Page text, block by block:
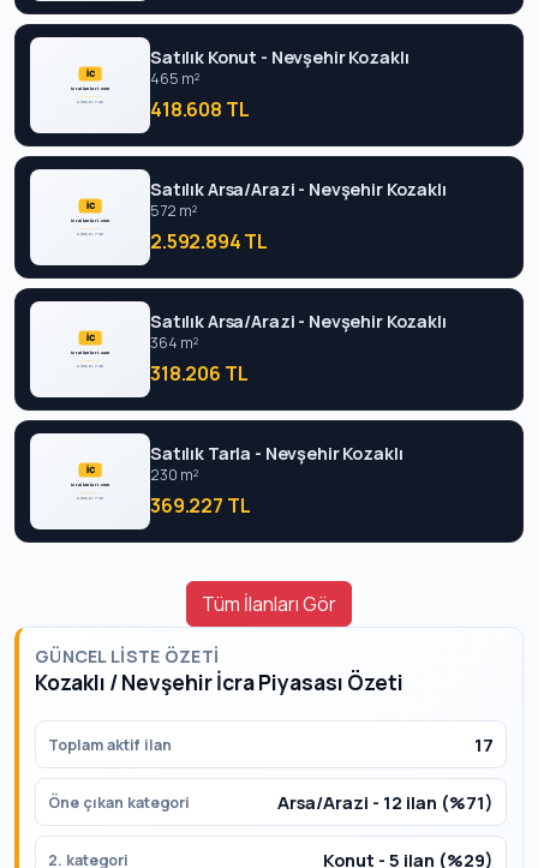
Satılık Konut - Nevşehir Kozaklı
465 m²
418.608 TL
Satılık Arsa/Arazi - Nevşehir Kozaklı
572 m²
2.592.894 TL
Satılık Arsa/Arazi - Nevşehir Kozaklı
364 m²
318.206 TL
Satılık Tarla - Nevşehir Kozaklı
230 m²
369.227 TL
Tüm İlanları Gör
GÜNCEL LISTE ÖZETI
Kozaklı / Nevşehir İcra Piyasası Özeti
Toplam aktif ilan 17
Öne çıkan kategori Arsa/Arazi - 12 ilan (%71)
2. kategori Konut - 5 ilan (%29)